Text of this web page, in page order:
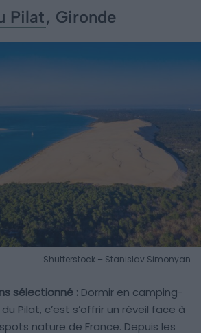
Pilat, Gironde
Shutterstock – Stanislav Simonyan
sélectionné : Dormir en camping-
Pilat, c’est s’offrir un réveil face à
nature de France. Depuis les